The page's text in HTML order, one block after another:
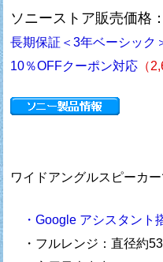
ソニーストア販売価格：
長期保証＜3年ベーシック
10％OFFクーポン対応 （
ワイドアングルスピーカ
・Google アシスタント
・フルレンジ：直径約